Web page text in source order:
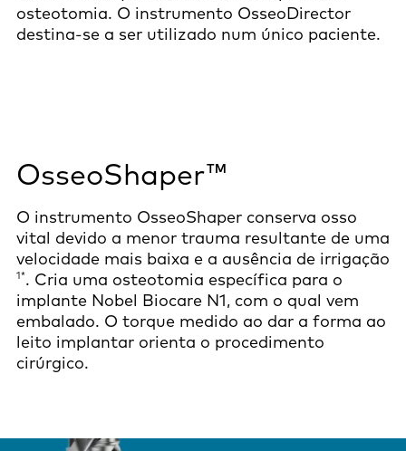
osteotomia. O instrumento OsseoDirector
destina-se a ser utilizado num único paciente.
OsseoShaper™
O instrumento OsseoShaper conserva osso
vital devido a menor trauma resultante de uma
velocidade mais baixa e a ausência de irrigação
1*. Cria uma osteotomia específica para o
implante Nobel Biocare N1, com o qual vem
embalado. O torque medido ao dar a forma ao
leito implantar orienta o procedimento
cirúrgico.